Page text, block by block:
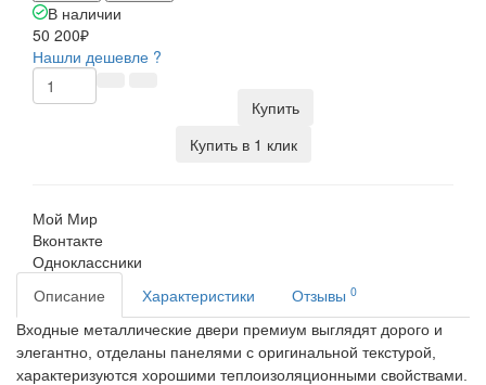
В наличии
50 200₽
Нашли дешевле ?
Купить
Купить в 1 клик
Мой Мир
Вконтакте
Одноклассники
Описание
Характеристики Отзывы 0
Входные металлические двери премиум выглядят дорого и
элегантно, отделаны панелями с оригинальной текстурой,
характеризуются хорошими теплоизоляционными свойствами.